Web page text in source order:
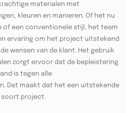
materialen met
kleuren en manieren. Of het nu
of een conventionele stijl, het team
ervaring om het project uitstekend
wensen van de klant. Het gebruik
zorgt ervoor dat de bepleistering
is tegen alle
Dat maakt dat het een uitstekende
soort project.